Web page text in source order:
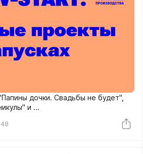
дочки. Свадьбы не будет",
и ...